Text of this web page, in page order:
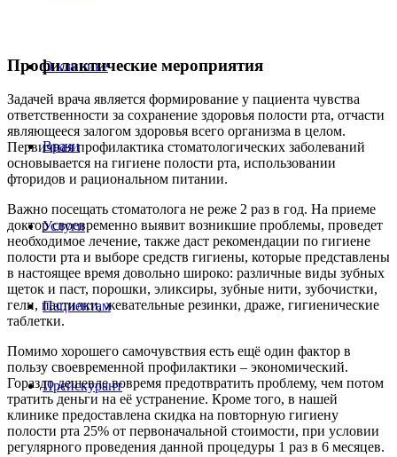
О клинике
Врачи
Услуги
Пациентам
Прейскурант
Профилактические мероприятия
Задачей врача является формирование у пациента чувства
ответственности за сохранение здоровья полости рта, отчасти
являющееся залогом здоровья всего организма в целом.
Первичная профилактика стоматологических заболеваний
основывается на гигиене полости рта, использовании
фторидов и рациональном питании.
Важно посещать стоматолога не реже 2 раз в год. На приеме
доктор своевременно выявит возникшие проблемы, проведет
необходимое лечение, также даст рекомендации по гигиене
полости рта и выборе средств гигиены, которые представлены
в настоящее время довольно широко: различные виды зубных
щеток и паст, порошки, эликсиры, зубные нити, зубочистки,
гели, пастилки, жевательные резинки, драже, гигиенические
таблетки.
Помимо хорошего самочувствия есть ещё один фактор в
пользу своевременной профилактики – экономический.
Гораздо дешевле вовремя предотвратить проблему, чем потом
тратить деньги на её устранение. Кроме того, в нашей
клинике предоставлена скидка на повторную гигиену
полости рта 25% от первоначальной стоимости, при условии
регулярного проведения данной процедуры 1 раз в 6 месяцев.